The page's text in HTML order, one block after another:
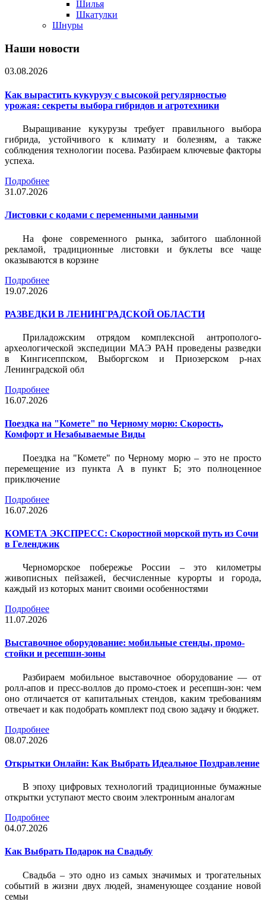
Шилья
Шкатулки
Шнуры
Наши новости
03.08.2026
Как вырастить кукурузу с высокой регулярностью
урожая: секреты выбора гибридов и агротехники
Выращивание кукурузы требует правильного выбора
гибрида, устойчивого к климату и болезням, а также
соблюдения технологии посева. Разбираем ключевые факторы
успеха.
Подробнее
31.07.2026
Листовки c кодами с переменными данными
На фоне современного рынка, забитого шаблонной
рекламой, традиционные листовки и буклеты все чаще
оказываются в корзине
Подробнее
19.07.2026
РАЗВЕДКИ В ЛЕНИНГРАДСКОЙ ОБЛАСТИ
Приладожским отрядом комплексной антрополого-
археологической экспедиции МАЭ РАН проведены разведки
в Кингисеппском, Выборгском и Приозерском р-нах
Ленинградской обл
Подробнее
16.07.2026
Поездка на "Комете" по Черному морю: Скорость,
Комфорт и Незабываемые Виды
Поездка на "Комете" по Черному морю – это не просто
перемещение из пункта А в пункт Б; это полноценное
приключение
Подробнее
16.07.2026
КОМЕТА ЭКСПРЕСС: Скоростной морской путь из Сочи
в Геленджик
Черноморское побережье России – это километры
живописных пейзажей, бесчисленные курорты и города,
каждый из которых манит своими особенностями
Подробнее
11.07.2026
Выставочное оборудование: мобильные стенды, промо-
стойки и ресепшн-зоны
Разбираем мобильное выставочное оборудование — от
ролл-апов и пресс-воллов до промо-стоек и ресепшн-зон: чем
оно отличается от капитальных стендов, каким требованиям
отвечает и как подобрать комплект под свою задачу и бюджет.
Подробнее
08.07.2026
Открытки Онлайн: Как Выбрать Идеальное Поздравление
В эпоху цифровых технологий традиционные бумажные
открытки уступают место своим электронным аналогам
Подробнее
04.07.2026
Как Выбрать Подарок на Свадьбу
Свадьба – это одно из самых значимых и трогательных
событий в жизни двух людей, знаменующее создание новой
семьи